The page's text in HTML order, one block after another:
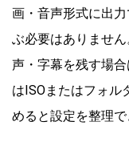
画・音声形式に出
ぶ必要はありませ
声・字幕を残す場
はISOまたはフォル
めると設定を整理で